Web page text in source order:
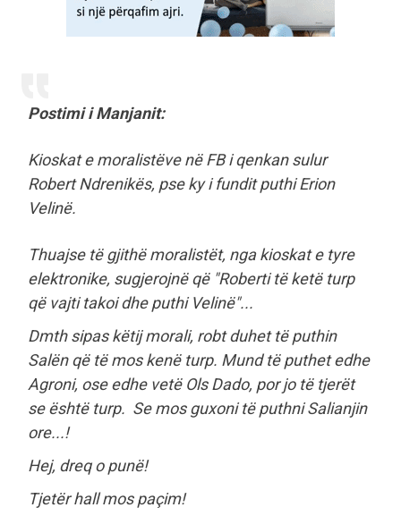
Postimi i Manjanit:
Kioskat e moralistëve në FB i qenkan sulur
Robert Ndrenikës, pse ky i fundit puthi Erion
Velinë.
Thuajse të gjithë moralistët, nga kioskat e tyre
elektronike, sugjerojnë që "Roberti të ketë turp
që vajti takoi dhe puthi Velinë"...
Dmth sipas këtij morali, robt duhet të puthin
Salën që të mos kenë turp. Mund të puthet edhe
Agroni, ose edhe vetë Ols Dado, por jo të tjerët
se është turp. Se mos guxoni të puthni Salianjin
ore...!
Hej, dreq o punë!
Tjetër hall mos paçim!